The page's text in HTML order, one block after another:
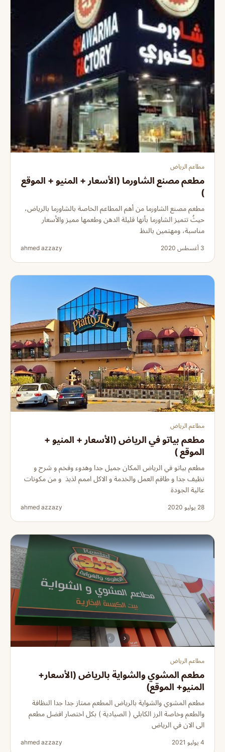
مطاعم الرياض
مطعم مصنع الشاورما (الأسعار + المنيو + الموقع
)
مطعم مصنع الشاورما من أهم المطاعم الخاصة بالشاورما بالرياض،
حيثُ تتميز الشاورما بأنها قليلة الدهن وطعمها مميز والأسعار
مناسبة، ومهتمين بالنظ
3 أغسطس 2020 ahmed azzazy
مطاعم الرياض
مطعم بياتو في الرياض (الأسعار + المنيو +
الموقع )
مطعم بياتو في الرياض المكان جميل جدا وهدوء وفخم و شرح و
نظيف جدا و طاقم العمل والخدمة و الاكل اممم لذيذ و من مكونات
عالية الجودة
28 يوليو 2020 ahmed azzazy
مطاعم الرياض
مطعم المشوي والشواية بالرياض (الأسعار+
المنيو+ الموقع)
مطعم المشوي والشواية بالرياض المطعم ممتاز جدا جدا النظافة
والطعم وخاصة الرز الكابلي ( الصيادية ) بكل اختصار افضل مطعم
الى الان في الرياض
4 يوليو 2021 ahmed azzazy